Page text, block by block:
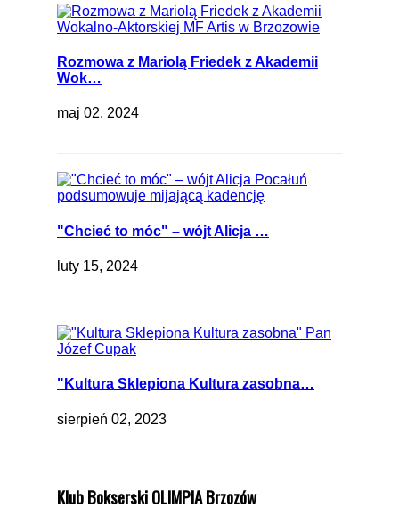
Rozmowa z Mariolą Friedek z Akademii
Wok…
maj 02, 2024
"Chcieć to móc" – wójt Alicja …
luty 15, 2024
"Kultura Sklepiona Kultura zasobna…
sierpień 02, 2023
Klub Bokserski OLIMPIA Brzozów